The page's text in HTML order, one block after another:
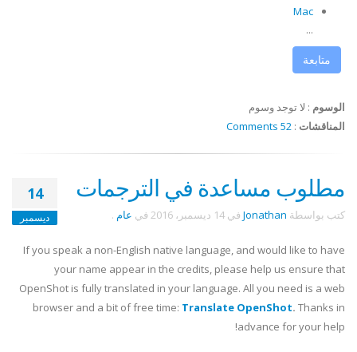
Mac
...
متابعة
الوسوم : لا توجد وسوم
المناقشات :
52 Comments
14
ديسمبر
مطلوب مساعدة في الترجمات
كتب بواسطة Jonathan في 14 ديسمبر، 2016 في عام .
If you speak a non-English native language, and would like to have
your name appear in the credits, please help us ensure that
OpenShot is fully translated in your language. All you need is a web
browser and a bit of free time: Translate OpenShot. Thanks in
advance for your help!